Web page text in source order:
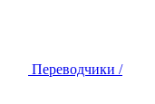
Переводчики /